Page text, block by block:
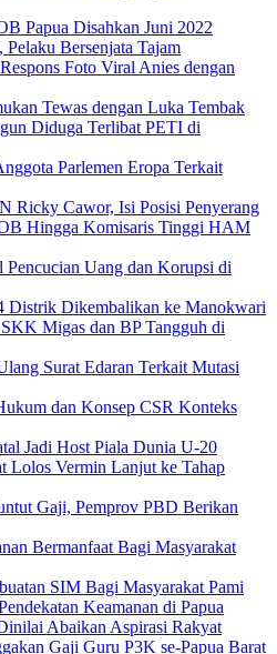
Papua Disahkan Juni 2022
Bersenjata Tajam
Foto Viral Anies dengan
Tewas dengan Luka Tembak
Diduga Terlibat PETI di
Parlemen Eropa Terkait
Ricky Cawor, Isi Posisi Penyerang
Hingga Komisaris Tinggi HAM
Uang dan Korupsi di
Distrik Dikembalikan ke Manokwari
Migas dan BP Tangguh di
Surat Edaran Terkait Mutasi
dan Konsep CSR Konteks
Jadi Host Piala Dunia U-20
Lolos Vermin Lanjut ke Tahap
Gaji, Pemprov PBD Berikan
Bermanfaat Bagi Masyarakat
SIM Bagi Masyarakat Pami
Keamanan di Papua
Abaikan Aspirasi Rakyat
Gaji Guru P3K se-Papua Barat